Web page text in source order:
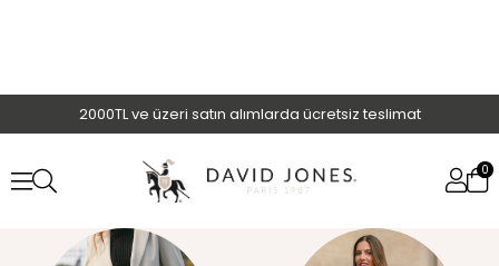
2000TL ve üzeri satın alımlarda ücretsiz teslimat
0